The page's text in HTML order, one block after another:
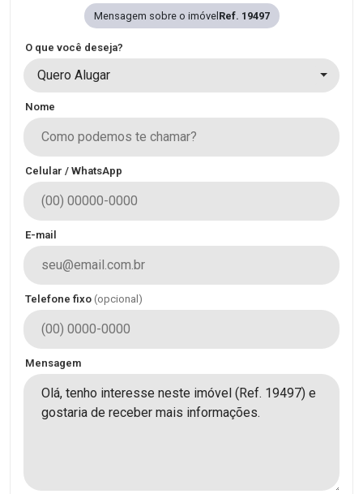
Mensagem sobre o imóvel Ref. 19497
O que você deseja?
Quero Alugar
Nome
Celular / WhatsApp
E-mail
Telefone fixo (opcional)
Mensagem